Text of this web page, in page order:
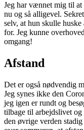
Jeg har vænnet mig til
nu og så alligevel.
selv, at hun skulle
for. Jeg kunne
omgang!
Afstand
Det er også nødvendig
Jeg synes ikke den
jeg igen er rundt og
tilbage til arbejdslivet og
den øvrige verden